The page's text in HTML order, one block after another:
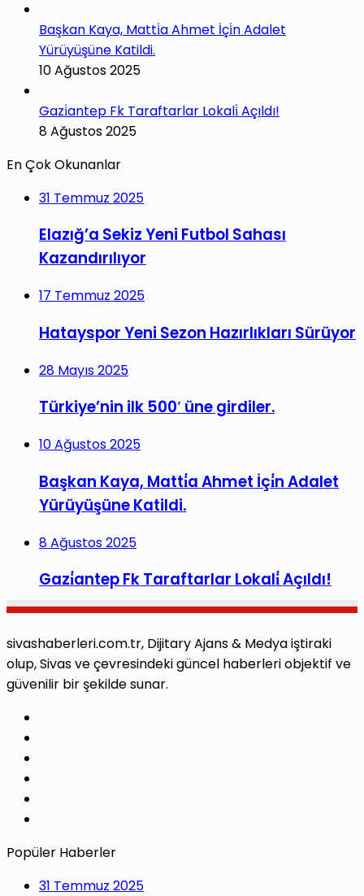
Başkan Kaya, Matti̇a Ahmet İçi̇n Adalet
Yürüyüşüne Katildi.
10 Ağustos 2025
Gazi̇antep Fk Taraftarlar Lokali̇ Açıldı!
8 Ağustos 2025
En Çok Okunanlar
31 Temmuz 2025
Elazığ’a Sekiz Yeni Futbol Sahası
Kazandırılıyor
17 Temmuz 2025
Hatayspor Yeni Sezon Hazırlıkları Sürüyor
28 Mayıs 2025
Türkiye’nin ilk 500′ üne girdiler.
10 Ağustos 2025
Başkan Kaya, Matti̇a Ahmet İçi̇n Adalet
Yürüyüşüne Katildi.
8 Ağustos 2025
Gazi̇antep Fk Taraftarlar Lokali̇ Açıldı!
sivashaberleri.com.tr, Dijitary Ajans & Medya iştiraki
olup, Sivas ve çevresindeki güncel haberleri objektif ve
güvenilir bir şekilde sunar.
Popüler Haberler
31 Temmuz 2025